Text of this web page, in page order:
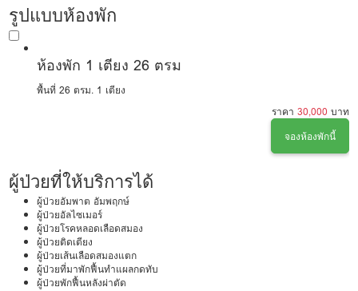
รูปแบบห้องพัก
ห้องพัก 1 เตียง 26 ตรม
พื้นที่ 26 ตรม. 1 เตียง
ราคา 30,000 บาท
จองห้องพักนี้
ผู้ป่วยที่ให้บริการได้
ผู้ป่วยอัมพาต อัมพฤกษ์
ผู้ป่วยอัลไซเมอร์
ผู้ป่วยโรคหลอดเลือดสมอง
ผู้ป่วยติดเตียง
ผู้ป่วยเส้นเลือดสมองแตก
ผู้ป่วยที่มาพักฟื้นทำแผลกดทับ
ผู้ป่วยพักฟื้นหลังผ่าตัด